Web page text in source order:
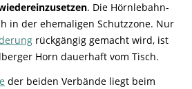
. Die Hörnlebahn-
in der ehemaligen Schutzzone. Nur
rückgängig gemacht wird, ist
Horn dauerhaft vom Tisch.
der beiden Verbände liegt beim